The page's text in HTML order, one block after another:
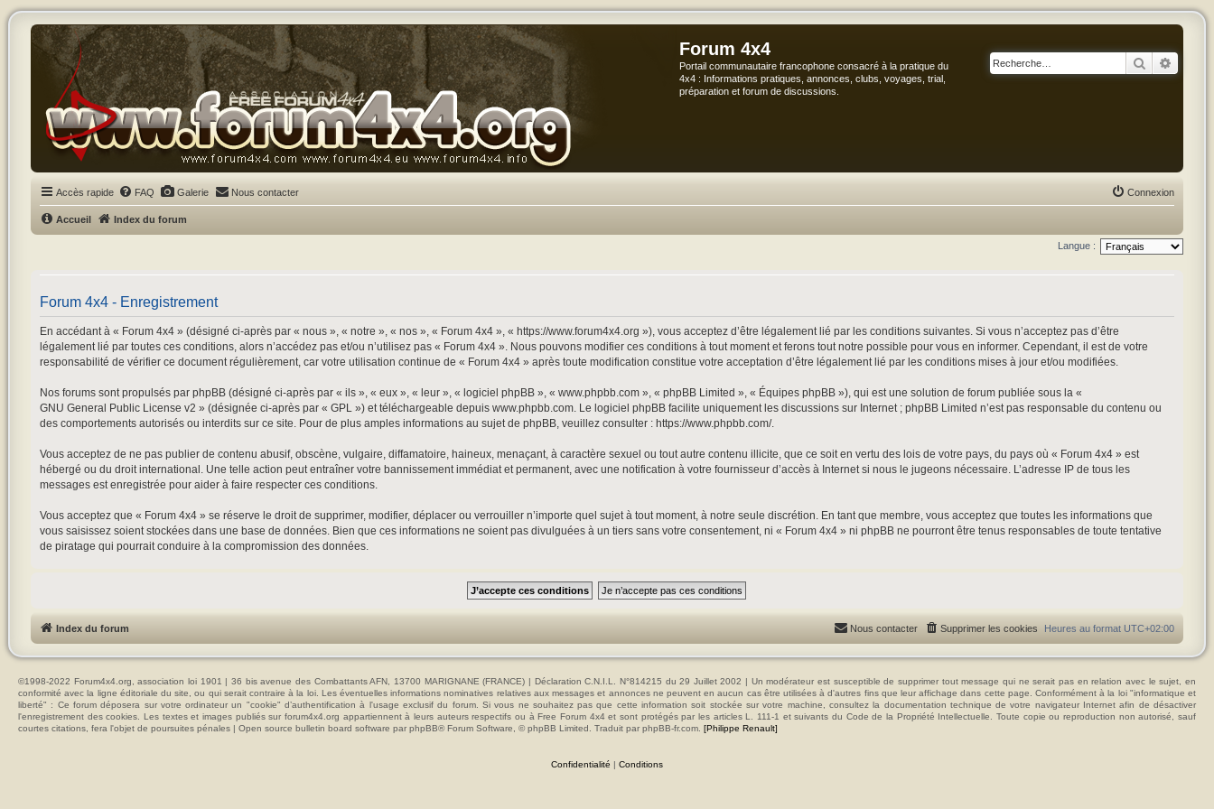
Forum 4x4
Portail communautaire francophone consacré à la pratique du
4x4 : Informations pratiques, annonces, clubs, voyages, trial,
préparation et forum de discussions.
Rechercher
Accès rapide FAQ Galerie Nous contacter Connexion
Accueil Index du forum
Langue :
Forum 4x4 - Enregistrement
En accédant à « Forum 4x4 » (désigné ci-après par « nous », « notre », « nos », « Forum 4x4 », « https://www.forum4x4.org »), vous acceptez d’être légalement lié par les conditions suivantes. Si vous n’acceptez pas d’être
légalement lié par toutes ces conditions, alors n’accédez pas et/ou n’utilisez pas « Forum 4x4 ». Nous pouvons modifier ces conditions à tout moment et ferons tout notre possible pour vous en informer. Cependant, il est de votre
responsabilité de vérifier ce document régulièrement, car votre utilisation continue de « Forum 4x4 » après toute modification constitue votre acceptation d’être légalement lié par les conditions mises à jour et/ou modifiées.
Nos forums sont propulsés par phpBB (désigné ci-après par « ils », « eux », « leur », « logiciel phpBB », « www.phpbb.com », « phpBB Limited », « Équipes phpBB »), qui est une solution de forum publiée sous la «
GNU General Public License v2 » (désignée ci-après par « GPL ») et téléchargeable depuis www.phpbb.com. Le logiciel phpBB facilite uniquement les discussions sur Internet ; phpBB Limited n’est pas responsable du contenu ou
des comportements autorisés ou interdits sur ce site. Pour de plus amples informations au sujet de phpBB, veuillez consulter : https://www.phpbb.com/.
Vous acceptez de ne pas publier de contenu abusif, obscène, vulgaire, diffamatoire, haineux, menaçant, à caractère sexuel ou tout autre contenu illicite, que ce soit en vertu des lois de votre pays, du pays où « Forum 4x4 » est
hébergé ou du droit international. Une telle action peut entraîner votre bannissement immédiat et permanent, avec une notification à votre fournisseur d’accès à Internet si nous le jugeons nécessaire. L’adresse IP de tous les
messages est enregistrée pour aider à faire respecter ces conditions.
Vous acceptez que « Forum 4x4 » se réserve le droit de supprimer, modifier, déplacer ou verrouiller n’importe quel sujet à tout moment, à notre seule discrétion. En tant que membre, vous acceptez que toutes les informations que
vous saisissez soient stockées dans une base de données. Bien que ces informations ne soient pas divulguées à un tiers sans votre consentement, ni « Forum 4x4 » ni phpBB ne pourront être tenus responsables de toute tentative
de piratage qui pourrait conduire à la compromission des données.
Index du forum Heures au formatUTC+02:00
Supprimer les cookies
Nous contacter
©1998-2022 Forum4x4.org, association loi 1901 | 36 bis avenue des Combattants AFN, 13700 MARIGNANE (FRANCE) | Déclaration C.N.I.L. N°814215 du 29 Juillet 2002 | Un modérateur est susceptible de supprimer tout message qui ne serait pas en relation avec le sujet, en
conformité avec la ligne éditoriale du site, ou qui serait contraire à la loi. Les éventuelles informations nominatives relatives aux messages et annonces ne peuvent en aucun cas être utilisées à d'autres fins que leur affichage dans cette page. Conformément à la loi "informatique et
liberté" : Ce forum déposera sur votre ordinateur un "cookie" d’authentification à l'usage exclusif du forum. Si vous ne souhaitez pas que cette information soit stockée sur votre machine, consultez la documentation technique de votre navigateur Internet afin de désactiver
l'enregistrement des cookies. Les textes et images publiés sur forum4x4.org appartiennent à leurs auteurs respectifs ou à Free Forum 4x4 et sont protégés par les articles L. 111-1 et suivants du Code de la Propriété Intellectuelle. Toute copie ou reproduction non autorisé, sauf
courtes citations, fera l'objet de poursuites pénales | Open source bulletin board software par phpBB® Forum Software, © phpBB Limited. Traduit par phpBB-fr.com. [Philippe Renault]
Confidentialité | Conditions